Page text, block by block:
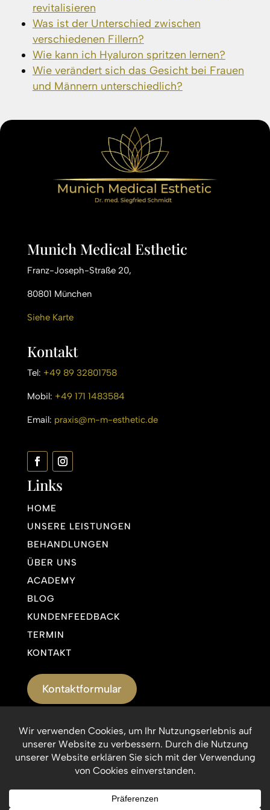
revitalisieren
Was ist der Unterschied zwischen
verschiedenen Fillern?
Wie kann ich Hyaluron spritzen lernen?
Wie verändert sich das Gesicht bei Frauen
und Männern unterschiedlich?
Munich Medical Esthetic
Franz-Joseph-Straße 20,
80801 München
Siehe Karte
Kontakt
Tel: +49 89 32801758
Mobil: +49 171 1483584
Email: praxis@m-m-esthetic.de
Links
HOME
UNSERE LEISTUNGEN
BEHANDLUNGEN
ÜBER UNS
ACADEMY
BLOG
KUNDENFEEDBACK
TERMIN
KONTAKT
Kontaktformular
Datenschutzerklärung
© Munich Medical Esthetic 2026. Alle Rechte